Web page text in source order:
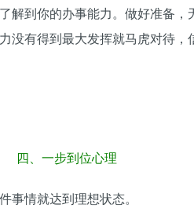
解到你的办事能力。做好准备
有得到最大发挥就马虎对待，
四、一步到位心理
事情就达到理想状态。